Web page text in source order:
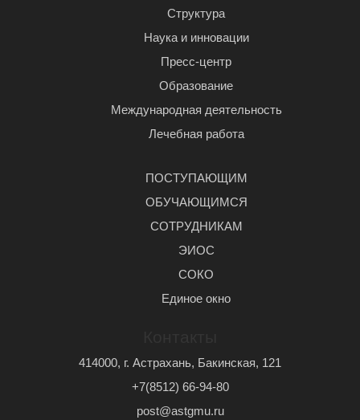
Структура
Наука и инновации
Пресс-центр
Образование
Международная деятельность
Лечебная работа
ПОСТУПАЮЩИМ
ОБУЧАЮЩИМСЯ
СОТРУДНИКАМ
ЭИОС
СОКО
Единое окно
414000, г. Астрахань, Бакинская, 121
+7(8512) 66-94-80
post@astgmu.ru